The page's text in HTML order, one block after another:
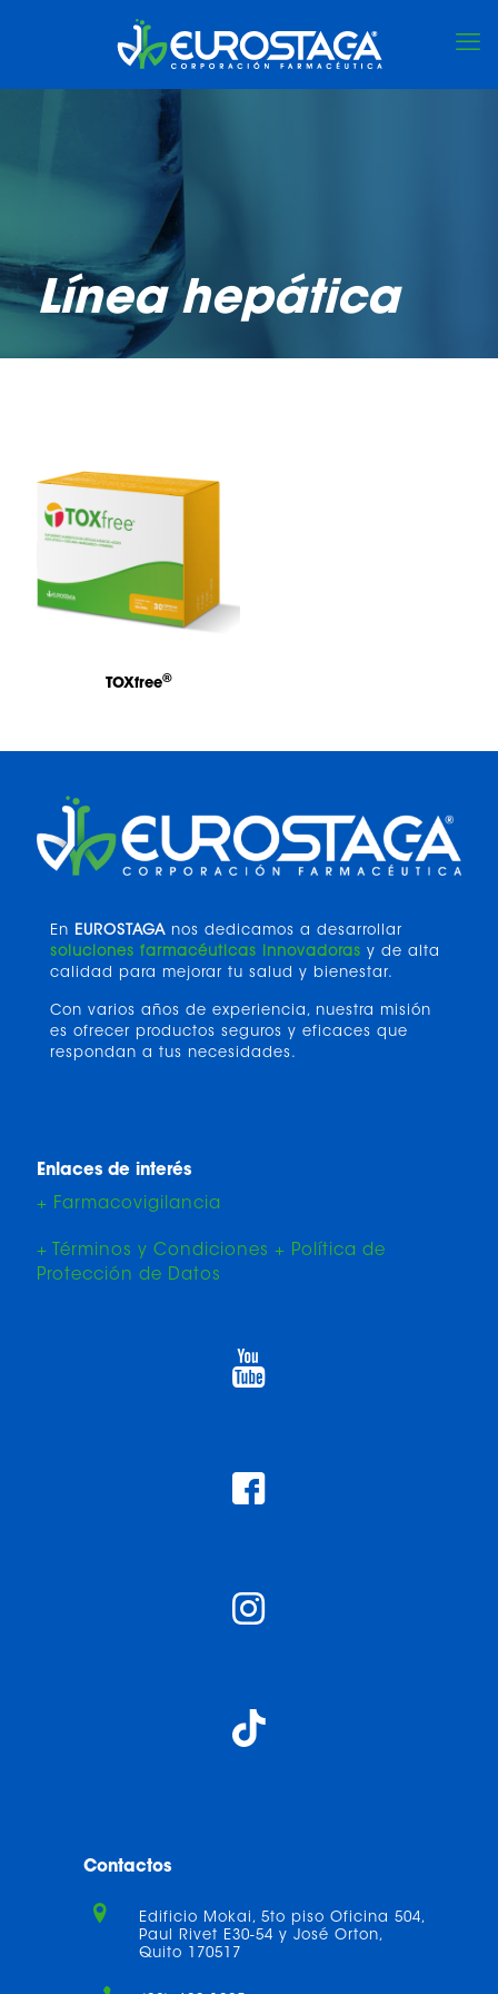
Línea hepática
TOXfree®
En EUROSTAGA nos dedicamos a desarrollar
soluciones farmacéuticas innovadoras y de alta
calidad para mejorar tu salud y bienestar.
Con varios años de experiencia, nuestra misión
es ofrecer productos seguros y eficaces que
respondan a tus necesidades.
Enlaces de interés
+ Farmacovigilancia
+ Términos y Condiciones + Política de
Protección de Datos
Contactos
Edificio Mokai, 5to piso Oficina 504,
Paul Rivet E30-54 y José Orton,
Quito 170517